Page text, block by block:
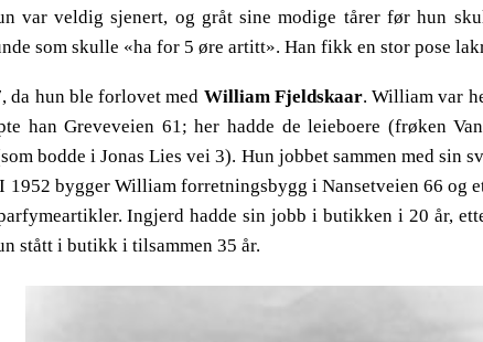
var veldig sjenert, og gråt sine modige tårer før hun
som skulle «ha for 5 øre artitt». Han fikk en stor pose
da hun ble forlovet med William Fjeldskaar. William var
han Greveveien 61; her hadde de leieboere (frøken
bodde i Jonas Lies vei 3). Hun jobbet sammen med sin
bygger William forretningsbygg i Nansetveien 66 og
Ingjerd hadde sin jobb i butikken i 20 år,
stått i butikk i tilsammen 35 år.